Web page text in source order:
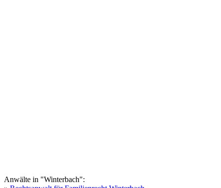
Anwälte in "Winterbach":